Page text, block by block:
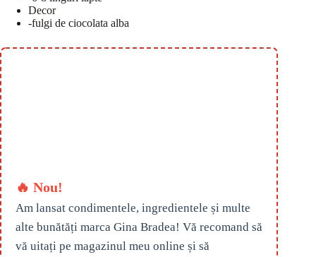
Decor
-fulgi de ciocolata alba
🔥 Nou!
Am lansat condimentele, ingredientele și multe
alte bunătăți marca Gina Bradea! Vă recomand să
vă uitați pe magazinul meu online și să